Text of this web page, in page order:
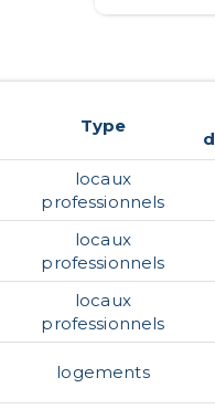
Type
locaux
professionnels
locaux
professionnels
locaux
professionnels
logements